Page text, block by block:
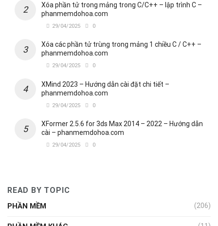
Xóa phần tử trong mảng trong C/C++ – lập trình C –
phanmemdohoa.com
29/04/2025 0
Xóa các phần tử trùng trong mảng 1 chiều C / C++ –
phanmemdohoa.com
29/04/2025 0
XMind 2023 – Hướng dẫn cài đặt chi tiết –
phanmemdohoa.com
29/04/2025 0
XFormer 2.5.6 for 3ds Max 2014 – 2022 – Hướng dẫn
cài – phanmemdohoa.com
29/04/2025 0
READ BY TOPIC
PHẦN MỀM (206)